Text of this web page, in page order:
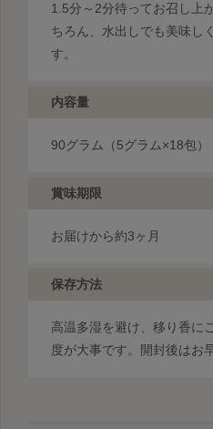
1.5分～2分待ってお召し上
ちろん、水出しでも美味し
す。
内容量
90グラム（5グラム×18包）
賞味期限
お届けから約3ヶ月
保存方法
高温多湿を避け、移り香に
度が大事です。開封後はお